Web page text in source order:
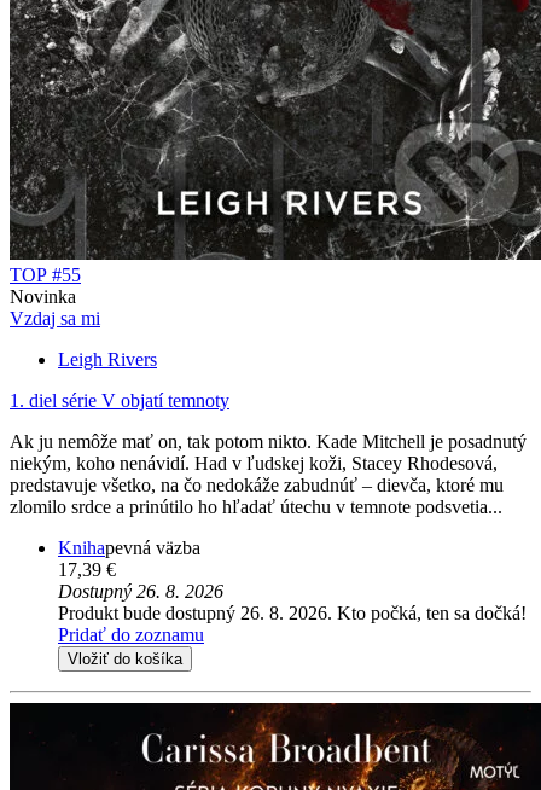
TOP #55
Novinka
Vzdaj sa mi
Leigh Rivers
1. diel série V objatí temnoty
Ak ju nemôže mať on, tak potom nikto. Kade Mitchell je posadnutý
niekým, koho nenávidí. Had v ľudskej koži, Stacey Rhodesová,
predstavuje všetko, na čo nedokáže zabudnúť – dievča, ktoré mu
zlomilo srdce a prinútilo ho hľadať útechu v temnote podsvetia...
Knihapevná väzba
17,39 €
Dostupný 26. 8. 2026
Produkt bude dostupný 26. 8. 2026. Kto počká, ten sa dočká!
Pridať do zoznamu
Vložiť do košíka